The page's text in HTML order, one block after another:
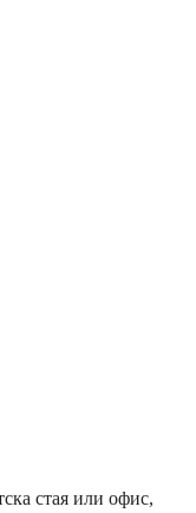
стая или офис,